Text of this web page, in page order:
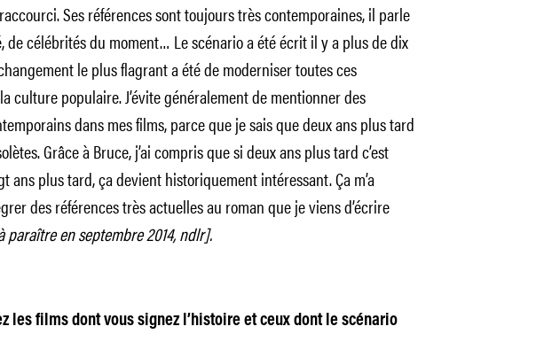
Ses références sont toujours très contemporaines, il parle
de célébrités du moment… Le scénario a été écrit il y a plus de dix
le plus flagrant a été de moderniser toutes ces
culture populaire. J’évite généralement de mentionner des
dans mes films, parce que je sais que deux ans plus tard
Grâce à Bruce, j’ai compris que si deux ans plus tard c’est
ans plus tard, ça devient historiquement intéressant. Ça m’a
des références très actuelles au roman que je viens d’écrire
paraître en septembre 2014, ndlr].
les films dont vous signez l’histoire et ceux dont le scénario